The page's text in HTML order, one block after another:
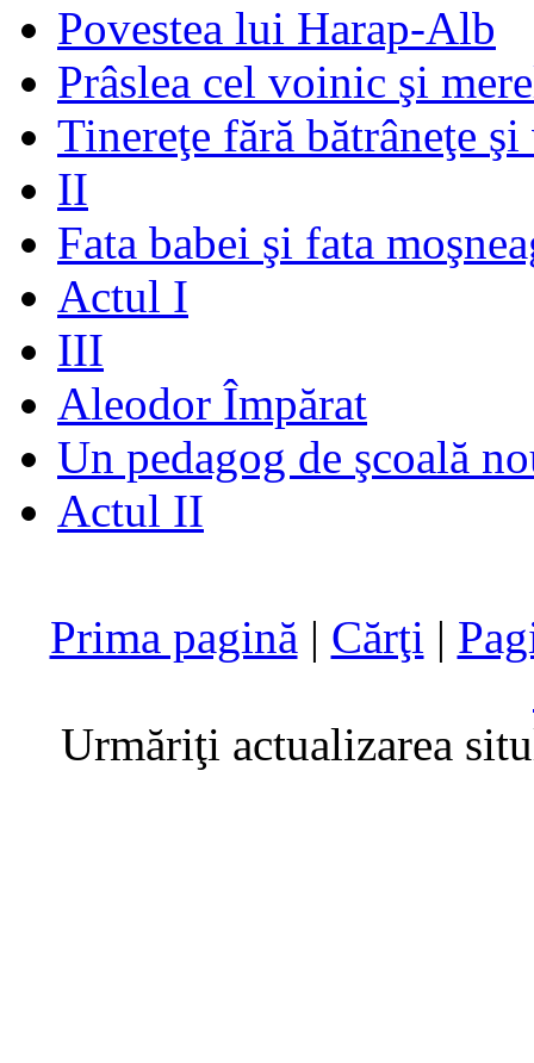
Povestea lui Harap-Alb
Prâslea cel voinic şi
Tinereţe fără bătrâneţe
II
Fata babei şi fata
Actul I
III
Aleodor Împărat
Un pedagog de şcoală
Actul II
Prima pagină | Cărţi |
Urmăriţi actualizarea